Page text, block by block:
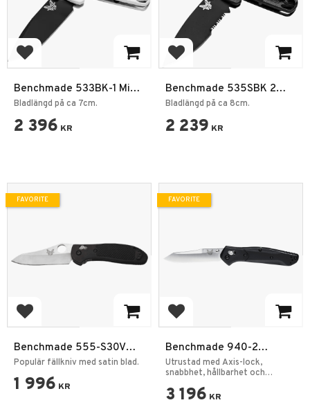
Add to favorites
Benchmade 533BK-1 Mini
Bugout Fällkniv
Bladlängd på ca 7cm.
2 396 KR
Add to favorites
Benchmade 535SBK 2
Bugout Serrated Fällkniv
Bladlängd på ca 8cm.
2 239 KR
Add to favorites
Benchmade 555-S30V
Mini Griptilian Sheepsfoot
Populär fällkniv med satin blad.
1 996 KR
FAVORITE
Add to favorites
Benchmade 940-2
Osborne Design Fällkniv
Utrustad med Axis-lock,
snabbhet, hållbarhet och
3 196 KR
FAVORITE